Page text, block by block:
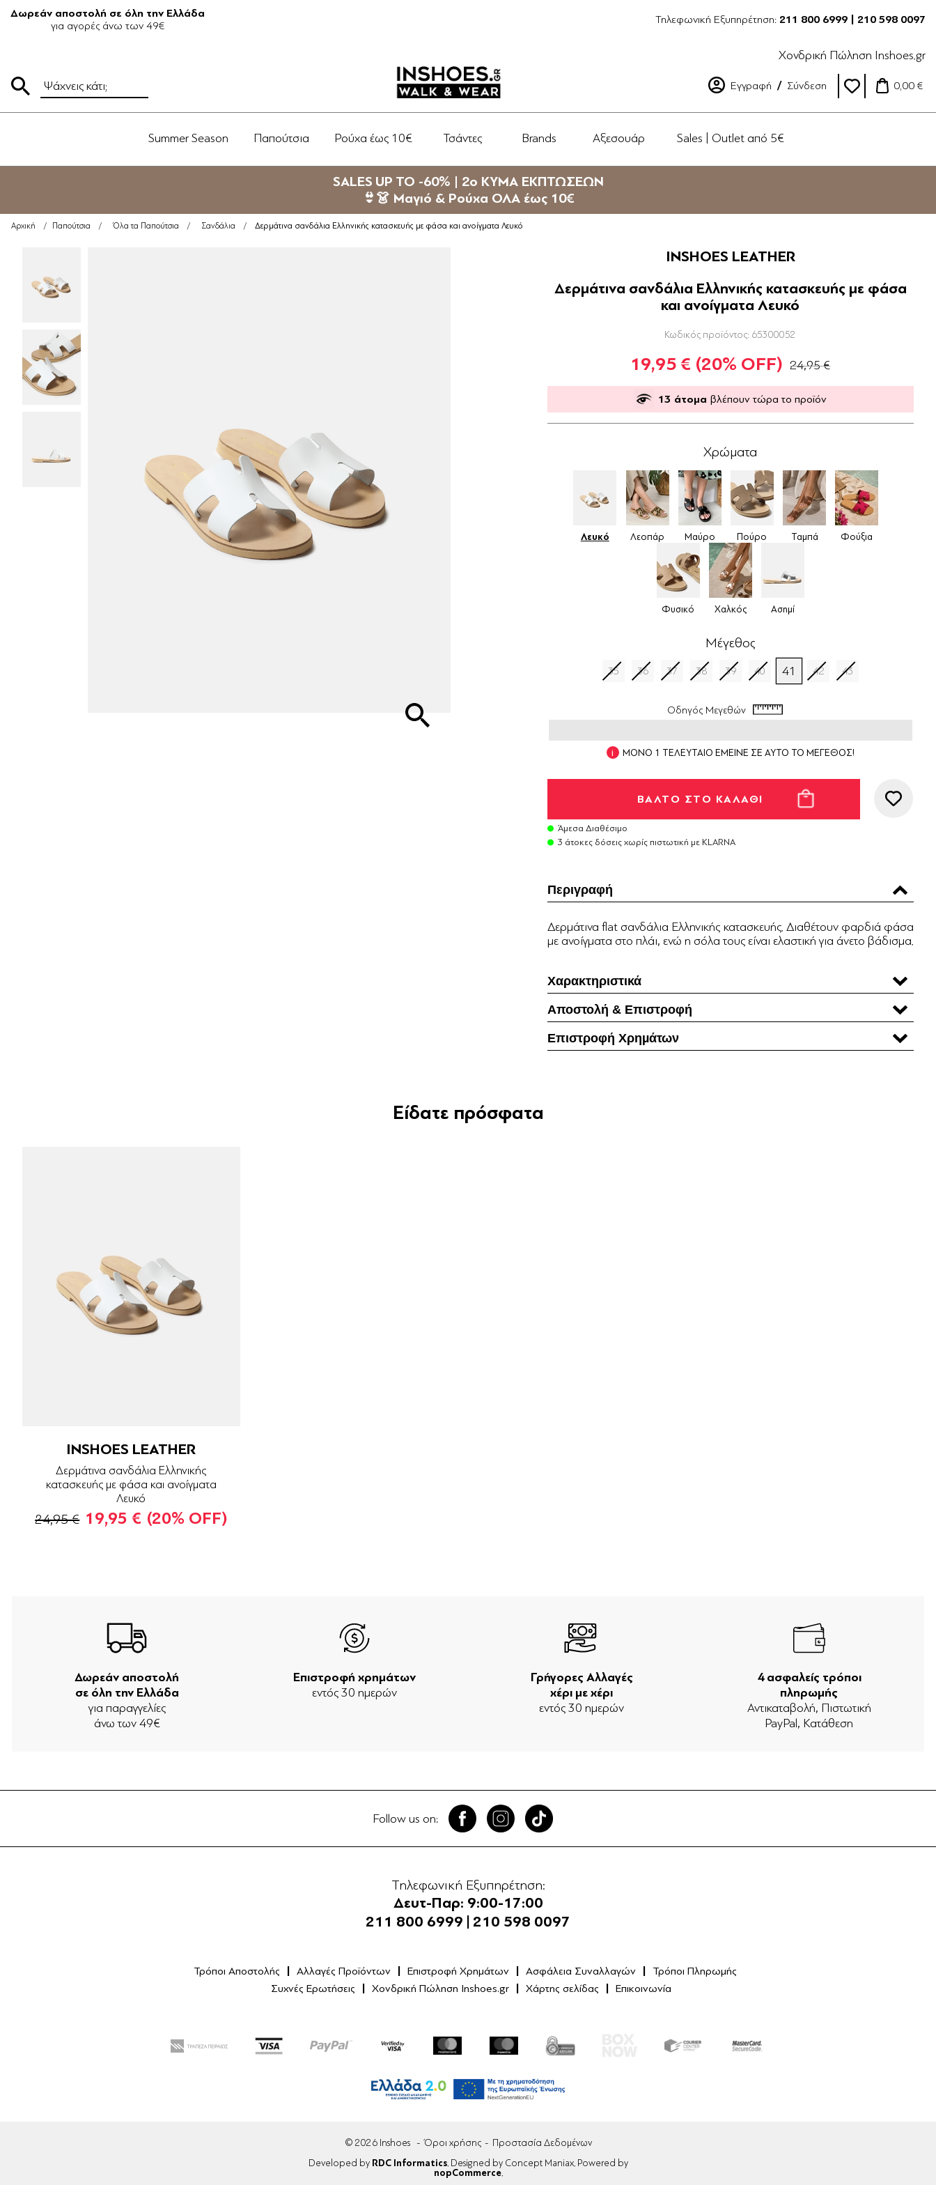
Δωρεάν αποστολή σε όλη την Ελλάδα
για αγορές άνω των 49€
Τηλεφωνική Εξυπηρέτηση: 211 800 6999 | 210 598 0097
Χονδρική Πώληση Inshoes.gr
Εγγραφή Σύνδεση 0,00 €
Summer Season Παπούτσια Ρούχα έως 10€ Τσάντες Brands Αξεσουάρ Sales | Outlet από 5€
SALES UP TO -60% | 2ο ΚΥΜΑ ΕΚΠΤΩΣΕΩΝ
👙👗 Μαγιό & Ρούχα ΟΛΑ έως 10€
Αρχική / Παπούτσια / Όλα τα Παπούτσια / Σανδάλια / Δερμάτινα σανδάλια Ελληνικής κατασκευής με φάσα και ανοίγματα Λευκό
INSHOES LEATHER
Δερμάτινα σανδάλια Ελληνικής κατασκευής με φάσα
και ανοίγματα Λευκό
Κωδικός προϊόντος: 65300052
19,95 € (20% OFF) 24,95 €
13 άτομα βλέπουν τώρα το προϊόν
Χρώματα
Λευκό Λεοπάρ Μαύρο Πούρο Ταμπά Φούξια
Φυσικό Χαλκός Ασημί
Μέγεθος
35 36 37 38 39 40 41 42 43
Οδηγός Μεγεθών
ΜΟΝΟ 1 ΤΕΛΕΥΤΑΙΟ ΕΜΕΙΝΕ ΣΕ ΑΥΤΟ ΤΟ ΜΕΓΕΘΟΣ!
Άμεσα Διαθέσιμο
3 άτοκες δόσεις χωρίς πιστωτική με KLARNA
Περιγραφή
Δερμάτινα flat σανδάλια Ελληνικής κατασκευής. Διαθέτουν φαρδιά φάσα
με ανοίγματα στο πλάι, ενώ η σόλα τους είναι ελαστική για άνετο βάδισμα.
Χαρακτηριστικά
Αποστολή & Επιστροφή
Επιστροφή Χρηµάτων
Είδατε πρόσφατα
INSHOES LEATHER
Δερμάτινα σανδάλια Ελληνικής
κατασκευής με φάσα και ανοίγματα
Λευκό
24,95 € 19,95 € (20% OFF)
Δωρεάν αποστολή
σε όλη την Ελλάδα
για παραγγελίες
άνω των 49€
Επιστροφή χρημάτων
εντός 30 ημερών
Γρήγορες Αλλαγές
χέρι με χέρι
εντός 30 ημερών
4 ασφαλείς τρόποι
πληρωμής
Αντικαταβολή, Πιστωτική
PayPal, Κατάθεση
Follow us on:
Τηλεφωνική Εξυπηρέτηση:
Δευτ-Παρ: 9:00-17:00
211 800 6999
210 598 0097
Τρόποι Αποστολής Αλλαγές Προϊόντων Επιστροφή Χρημάτων Ασφάλεια Συναλλαγών
Τρόποι Πληρωμής
Συχνές Ερωτήσεις
Χονδρική Πώληση Inshoes.gr Χάρτης σελίδας Επικοινωνία
© 2026 Inshoes Όροι χρήσης
Προστασία Δεδομένων
Developed by RDC Informatics. Designed by Concept Maniax. Powered by
nopCommerce.